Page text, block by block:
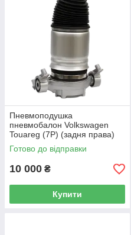
Пневмоподушка
пневмобалон Volkswagen
Touareg (7P) (задня права)
Готово до відправки
10 000 ₴
Купити